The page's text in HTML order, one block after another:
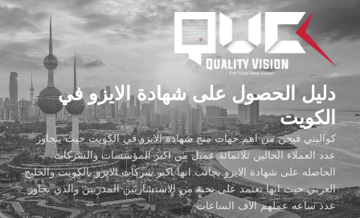
المحتوى
دليل الحصول على شهادة الايزو في
الكويت
كواليتي فيجن من اهم جهات منح شهادة الايزو في الكويت حيث يتجاوز
عدد العملاء الحالين ثلاثمائة عميل من اكبر المؤسسات والشركات
الحاصله على شهادة الايزو بجانب انها اكبر شركات الايزو بالكويت والخليج
العربي حيث انها تعتمد على نخبة من الاستشاريين المدربين والذي تجاوز
عدد ساعه عملهم الاف الساعات